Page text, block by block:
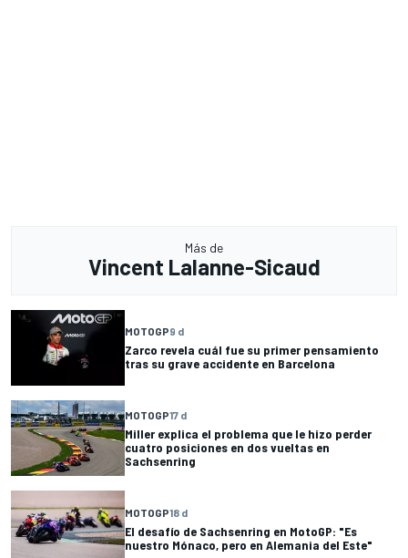
Más de
Vincent Lalanne-Sicaud
MOTOGP9 d
Zarco revela cuál fue su primer pensamiento
tras su grave accidente en Barcelona
MOTOGP17 d
Miller explica el problema que le hizo perder
cuatro posiciones en dos vueltas en
Sachsenring
MOTOGP18 d
El desafío de Sachsenring en MotoGP: "Es
nuestro Mónaco, pero en Alemania del Este"